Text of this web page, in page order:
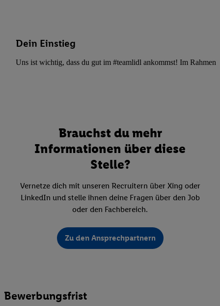
Dein Einstieg
Uns ist wichtig, dass du gut im #teamlidl ankommst! Im Rahmen
Brauchst du mehr
Informationen über diese
Stelle?
Vernetze dich mit unseren Recruitern über Xing oder
LinkedIn und stelle ihnen deine Fragen über den Job
oder den Fachbereich.
Zu den Ansprechpartnern
Bewerbungsfrist